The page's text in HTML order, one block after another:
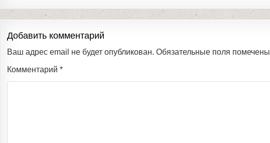
Добавить комментарий
Ваш адрес email не будет опубликован. Обязательные поля помечены
Комментарий *